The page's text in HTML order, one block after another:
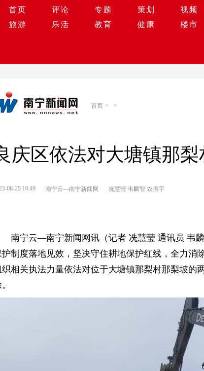
首页 评论 专题 策划 视频
旅游
乐活 教育 健康 楼市
首页 > >
庆区依法对大塘镇那
08-25 16:49 南宁云—南宁新闻网 冼慧莹 韦麟智 农振宇
南宁云—南宁新闻网讯（记者 冼慧莹 通讯员 韦
护制度落地见效，坚决守住耕地保护红线，全力消
织相关执法力量依法对位于大塘镇那梨村那梨坡的